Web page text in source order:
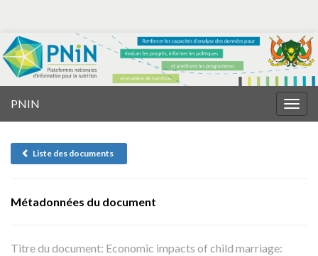
PNIN
Liste des documents
Métadonnées du document
Titre du document: Economic impacts of child marriage: